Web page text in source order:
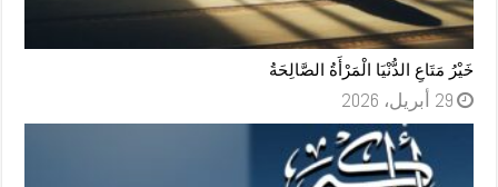
خَيْرُ مَتَاعِ الدُّنْيَا الْمَرْأَةُ الصَّالِحَةُ
29 أبريل، 2026